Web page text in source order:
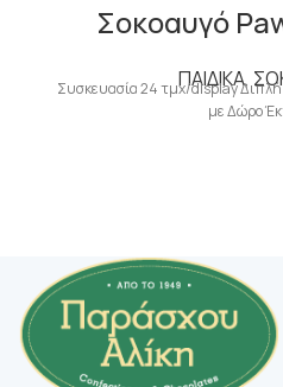
Σοκοαυγό
ΠΑΙΔΙΚΑ,
Συσκευασία 24 τμχ/display Διπλή
με Δώρο